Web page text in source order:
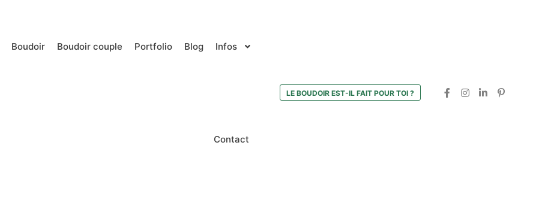
Boudoir Boudoir couple Portfolio Blog Infos
Contact
LE BOUDOIR EST-IL FAIT POUR TOI ?